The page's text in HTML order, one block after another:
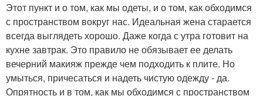
Этот пункт и о том, как мы одеты, и о том, как обходимся
с пространством вокруг нас. Идеальная жена старается
всегда выглядеть хорошо. Даже когда с утра готовит на
кухне завтрак. Это правило не обязывает ее делать
вечерний макияж прежде чем подходить к плите. Но
умыться, причесаться и надеть чистую одежду - да.
Опрятность и в том, как мы обходимся с пространством